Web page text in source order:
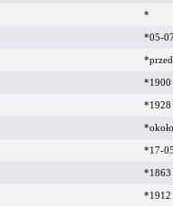
*
*05-
*1900
*1928
*17-
*1863
*1912